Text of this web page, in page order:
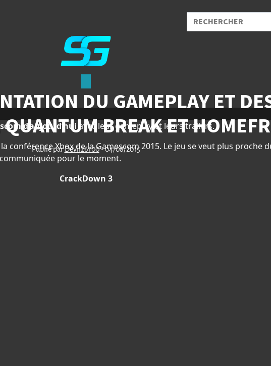
DU GAMEPLAY ET
BREAK ET
Publié parDevil26100- 04/08/2015
d’aujourd’huiavec leur gameplay et leurs trailers.
Xbox de la Gamescom 2015. Le jeu se veut plus proche
pour le moment.
CrackDown 3